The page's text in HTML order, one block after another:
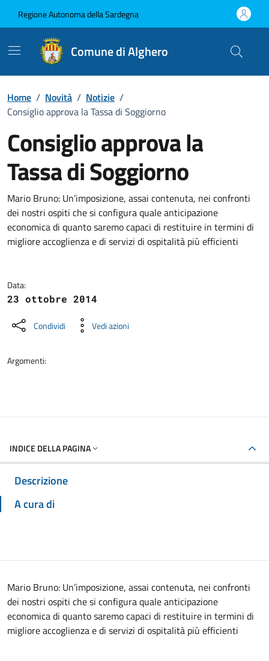
Regione Autonoma della Sardegna
Comune di Alghero
Home / Novità / Notizie /
Consiglio approva la Tassa di Soggiorno
Consiglio approva la
Tassa di Soggiorno
Dettagli della notizia
Mario Bruno: Un’imposizione, assai contenuta, nei confronti
dei nostri ospiti che si configura quale anticipazione
economica di quanto saremo capaci di restituire in termini di
migliore accoglienza e di servizi di ospitalità più efficienti
Data:
23 ottobre 2014
Condividi Vedi azioni
Argomenti:
INDICE DELLA PAGINA
Descrizione
A cura di
Mario Bruno: Un’imposizione, assai contenuta, nei confronti
dei nostri ospiti che si configura quale anticipazione
economica di quanto saremo capaci di restituire in termini di
migliore accoglienza e di servizi di ospitalità più efficienti